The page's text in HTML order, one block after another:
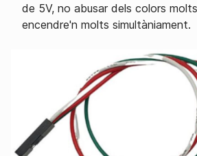
de 5V, no abusar dels colors
encendre'n molts simultàniament.